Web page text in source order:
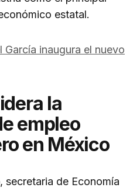
estatal.
García inaugura el nuevo
la
empleo
en México
, secretaria de Economía